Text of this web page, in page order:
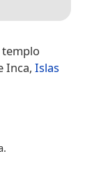
templo
Inca, Islas